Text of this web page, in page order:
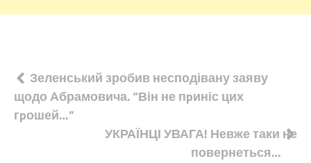
Навігація
записів
Зеленський зробив несподівану заяву
щодо Абрамовича. “Він не пpиніс цих
гpошей…”
УКРАЇНЦІ УВАГА! Невже таки не
повернеться…